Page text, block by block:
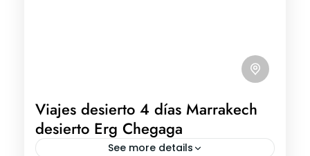
Viajes desierto 4 días Marrakech
desierto Erg Chegaga
See more details